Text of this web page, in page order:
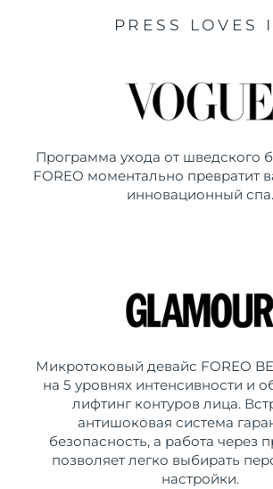
PRESS LOVES
Программа ухода от шведского
FOREO моментально превратит
инновационный спа.
Микротоковый девайс FOREO
на 5 уровнях интенсивности и
лифтинг контуров лица.
антишоковая система
безопасность, а работа через
позволяет легко выбирать
настройки.